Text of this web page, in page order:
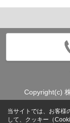
Copyright(c)
当サイトでは、お客様
して、クッキー（